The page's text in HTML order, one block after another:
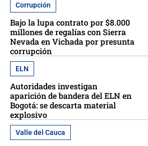
Corrupción
Bajo la lupa contrato por $8.000
millones de regalías con Sierra
Nevada en Vichada por presunta
corrupción
ELN
Autoridades investigan
aparición de bandera del ELN en
Bogotá: se descarta material
explosivo
Valle del Cauca